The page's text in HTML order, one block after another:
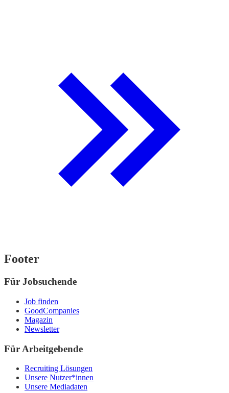
Footer
Für Jobsuchende
Job finden
GoodCompanies
Magazin
Newsletter
Für Arbeitgebende
Recruiting Lösungen
Unsere Nutzer*innen
Unsere Mediadaten